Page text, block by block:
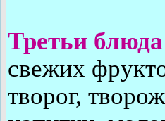
Третьи
свежих
творог,